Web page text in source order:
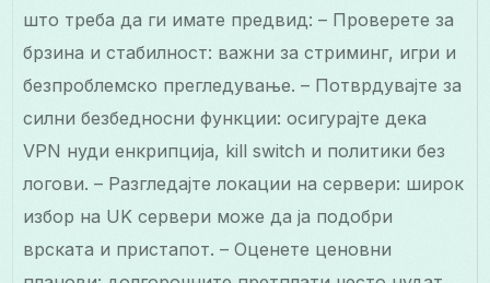
што треба да ги имате предвид: – Проверете за
брзина и стабилност: важни за стриминг, игри и
безпроблемско прегледување. – Потврдувајте за
силни безбедносни функции: осигурајте дека
VPN нуди енкрипција, kill switch и политики без
логови. – Разгледајте локации на сервери: широк
избор на UK сервери може да ја подобри
врската и пристапот. – Оценете ценовни